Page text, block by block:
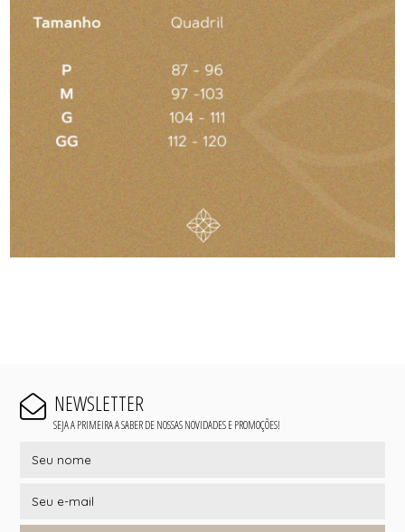
NEWSLETTER
SEJA A PRIMEIRA A SABER DE NOSSAS NOVIDADES E PROMOÇÕES!